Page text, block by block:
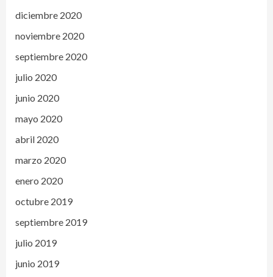
diciembre 2020
noviembre 2020
septiembre 2020
julio 2020
junio 2020
mayo 2020
abril 2020
marzo 2020
enero 2020
octubre 2019
septiembre 2019
julio 2019
junio 2019